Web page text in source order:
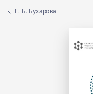
Е. Б. Бухарова